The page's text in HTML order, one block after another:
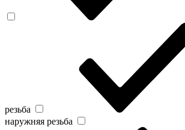
резьба
наружняя резьба